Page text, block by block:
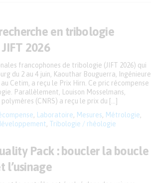
en tribologie
2026
Laboratoire Mesures Métrologie
Tribologie / rhéologie
francophones de tribologie (JIFT 2026) qui
du 2 au 4 juin, Kaouthar Bouguerra, Ingénieure
Cetim, a reçu le Prix Hirn. Ce pric récompense
Parallèlement, Louison Mosselmans,
(CNRS) a reçu le prix du […]
Pack : boucler la boucle
l’usinage